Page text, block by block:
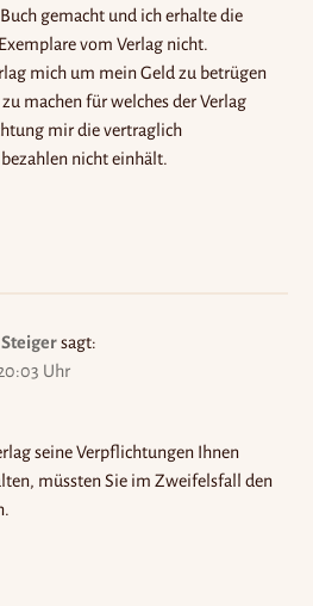
gemacht und ich erhalte die
vom Verlag nicht.
mich um mein Geld zu betrügen
machen für welches der Verlag
mir die vertraglich
nicht einhält.
sagt:
Uhr
seine Verpflichtungen Ihnen
müssten Sie im Zweifelsfall den